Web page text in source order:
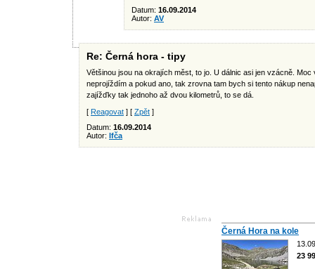
Datum: 16.09.2014
Autor: AV
Re: Černá hora - tipy
Většinou jsou na okrajích měst, to jo. U dálnic asi jen vzácně.
neprojíždím a pokud ano, tak zrovna tam bych si tento nákup
zajížďky tak jednoho až dvou kilometrů, to se dá.
[ Reagovat ] [ Zpět ]
Datum: 16.09.2014
Autor: Ifča
Černá Hora na kole
23